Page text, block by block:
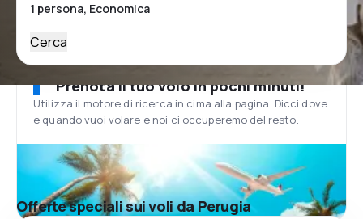
Cerca
Prenota il tuo volo in pochi minuti!
Utilizza il motore di ricerca in cima alla pagina. Dicci dove
e quando vuoi volare e noi ci occuperemo del resto.
Offerte speciali sui voli da Perugia